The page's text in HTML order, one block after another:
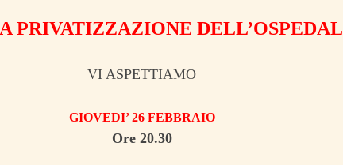
PRIVATIZZAZIONE
VI ASPETTIAMO
GIOVEDI’ 26 FEBBRAIO
Ore 20.30